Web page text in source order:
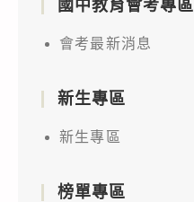
國中教育會考專區
會考最新消息
新生專區
新生專區
榜單專區